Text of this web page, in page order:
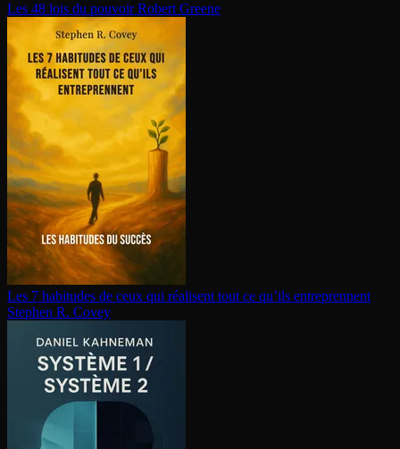
Les 48 lois du pouvoir Robert Greene
Les 7 habitudes de ceux qui réalisent tout ce qu’ils en­tre­prennent
Stephen R. Covey